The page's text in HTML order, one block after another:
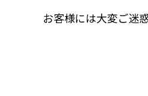
お客様には大変ご迷